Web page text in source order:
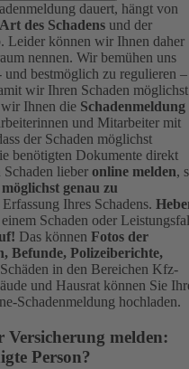
dauert, hängt von
Art des Schadens und der
Leider können wir Ihnen daher
nennen. Wir bemühen uns
und bestmöglich zu regulieren –
wir Ihren Schaden möglichst
wir Ihnen die Schadenmeldung
und Mitarbeiter mit
der Schaden möglichst
benötigten Dokumente direkt
lieber online melden,
möglichst genau zu
Ihres Schadens.
Schaden oder
Das können Fotos der
Befunde, Polizeiberichte,
in den Bereichen Kfz-
und Hausrat können Sie
Schadenmeldung hochladen.
Versicherung melden:
Person?